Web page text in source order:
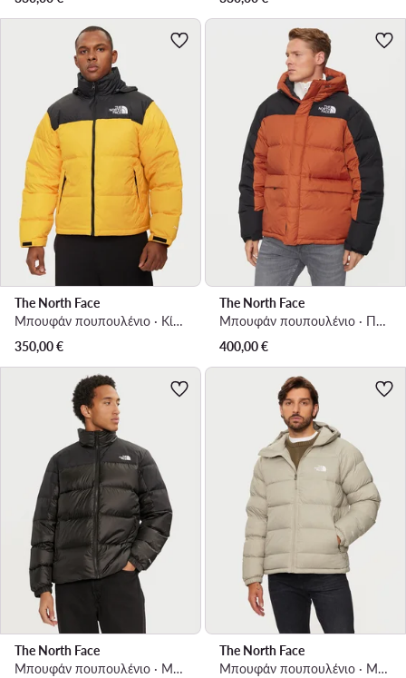
The North Face
Μπουφάν πουπουλένιο · Κίτρινο
350,00€
The North Face
Μπουφάν πουπουλένιο · Πορτοκαλί
400,00€
The North Face
Μπουφάν πουπουλένιο · Μαύρο
The North Face
Μπουφάν πουπουλένιο · Μπεζ